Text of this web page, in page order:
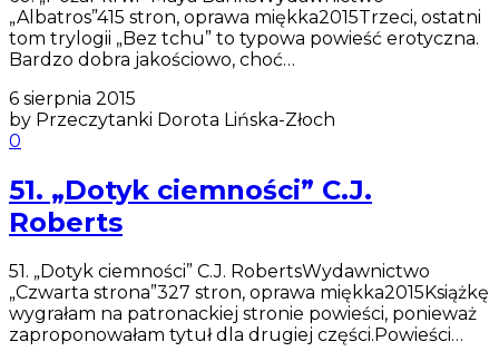
„Albatros”415 stron, oprawa miękka2015Trzeci, ostatni
tom trylogii „Bez tchu” to typowa powieść erotyczna.
Bardzo dobra jakościowo, choć…
6 sierpnia 2015
by Przeczytanki Dorota Lińska-Złoch
0
51. „Dotyk ciemności” C.J.
Roberts
51. „Dotyk ciemności” C.J. RobertsWydawnictwo
„Czwarta strona”327 stron, oprawa miękka2015Książkę
wygrałam na patronackiej stronie powieści, ponieważ
zaproponowałam tytuł dla drugiej części.Powieści…